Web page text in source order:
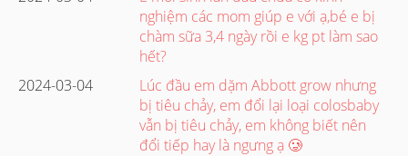
nghiệm các mom giúp e với ạ,bé e bị
chàm sữa 3,4 ngày rồi e kg pt làm sao
hết?
2024-03-04
Lúc đầu em dặm Abbott grow nhưng
bị tiêu chảy, em đổi lại loại colosbaby
vẫn bị tiêu chảy, em không biết nên
đổi tiếp hay là ngưng ạ 🥲